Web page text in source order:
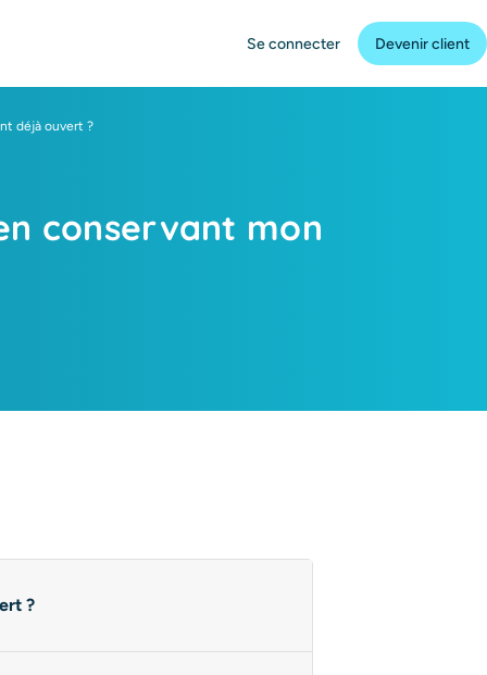
Se connecter Devenir client
déjà ouvert ?
conservant mon
?